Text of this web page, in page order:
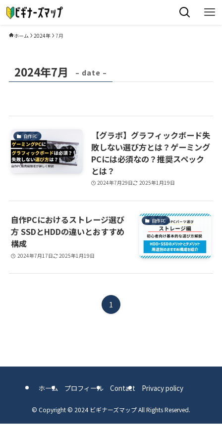
ホーム 2024年 7月
2024年7月 – date –
自作PC
【グラボ】グラフィックボード失
敗しない選び方とは？ゲーミング
PCには必須なの？推奨スペック
とは？
2024年7月29日 2025年1月19日
自作PC
自作PCにおけるストレージ選び
方 SSDとHDDの違いとおすすめ
構成
2024年7月17日 2025年1月19日
1
ホーム プロフィール Contact Privacy policy
© Copyright © 2024 ビギナーズマップ All Rights Reserved.